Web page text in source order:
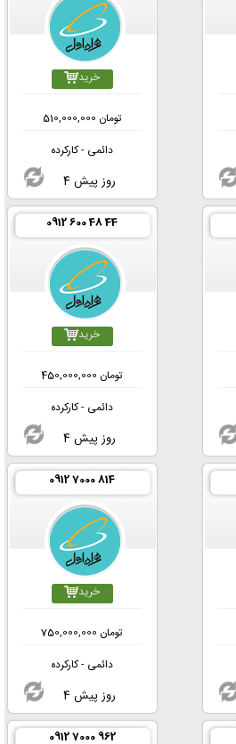
خرید
510,000,000 تومان
دائمی - کارکرده
4 روز پیش
0912 600 48 44
خرید
450,000,000 تومان
دائمی - کارکرده
4 روز پیش
0912 7000 814
خرید
750,000,000 تومان
دائمی - کارکرده
4 روز پیش
0912 7000 962